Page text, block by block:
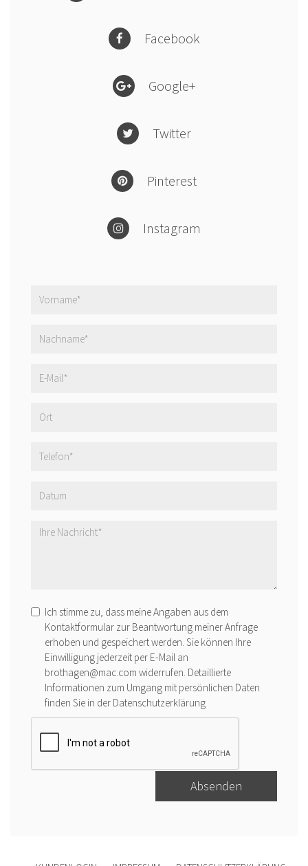
Facebook
Google+
Twitter
Pinterest
Instagram
Ich stimme zu, dass meine Angaben aus dem
Kontaktformular zur Beantwortung meiner Anfrage
erhoben und gespeichert werden. Sie können Ihre
Einwilligung jederzeit per E-Mail an
brothagen@mac.com widerrufen. Detaillierte
Informationen zum Umgang mit persönlichen Daten
finden Sie in der Datenschutzerklärung